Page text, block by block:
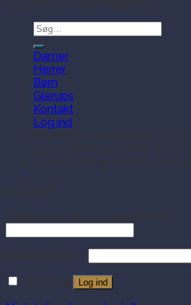
Søg
efter:
Damer
Herrer
Børn
Glerups
Kontakt
Log ind
Log ind